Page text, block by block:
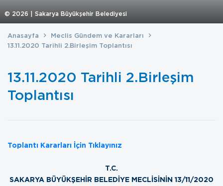
© 2026 | Sakarya Büyükşehir Belediyesi
Anasayfa
Meclis Gündem ve Kararları
13.11.2020 Tarihli 2.Birleşim Toplantısı
13.11.2020 Tarihli 2.Birleşim
Toplantısı
Toplantı Kararları İçin Tıklayınız
T.C.
SAKARYA BÜYÜKŞEHİR BELEDİYE MECLİSİNİN 13/11/2020